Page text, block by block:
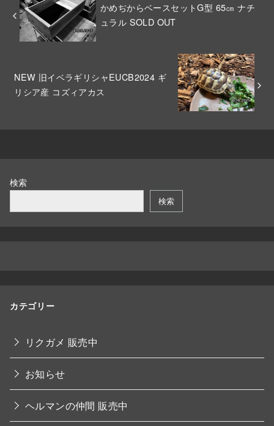
かめぢからベースセットG型 65㎝ ナチ
ュラル SOLD OUT
NEW 旧イベラギリシャEUCB2024 ギ
リシア産 コズィアカス
検索
検索
カテゴリー
リクガメ 販売中
お知らせ
ヘルマンの仲間 販売中